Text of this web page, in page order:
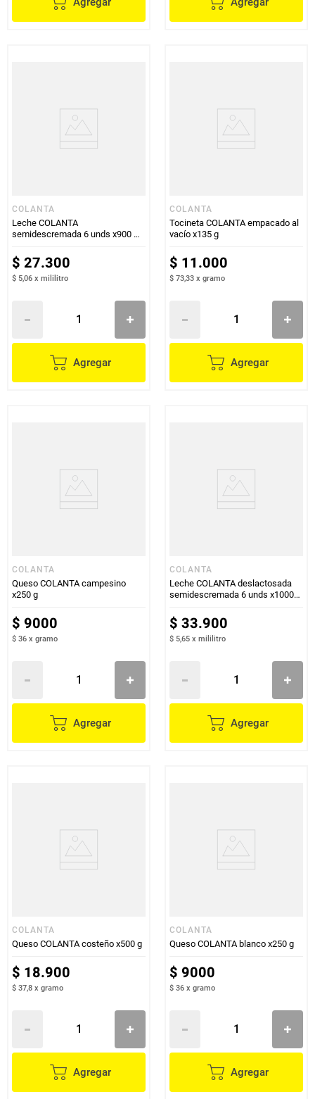
COLANTA
Leche COLANTA
semidescremada 6 unds x900 ml
$ 27.300
$ 5,06 x mililitro
Agregar
COLANTA
Tocineta COLANTA empacado al
vacío x135 g
$ 11.000
$ 73,33 x gramo
Agregar
COLANTA
Queso COLANTA campesino
x250 g
$ 9000
$ 36 x gramo
Agregar
COLANTA
Leche COLANTA deslactosada
semidescremada 6 unds x1000
$ 33.900
$ 5,65 x mililitro
Agregar
COLANTA
Queso COLANTA costeño x500 g
$ 18.900
$ 37,8 x gramo
Agregar
COLANTA
Queso COLANTA blanco x250 g
$ 9000
$ 36 x gramo
Agregar